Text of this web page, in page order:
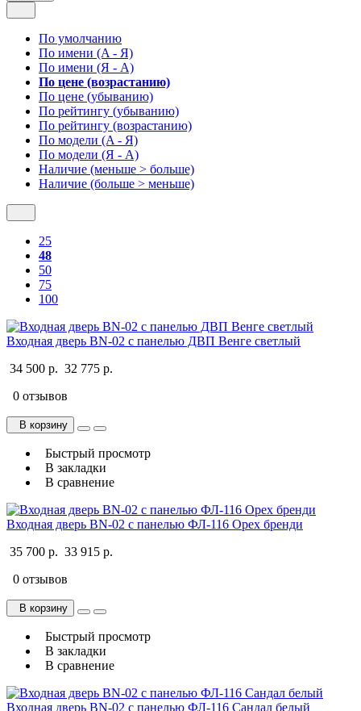
По умолчанию
По имени (A - Я)
По имени (Я - A)
По цене (возрастанию)
По цене (убыванию)
По рейтингу (убыванию)
По рейтингу (возрастанию)
По модели (A - Я)
По модели (Я - A)
Наличие (меньше > больше)
Наличие (больше > меньше)
25
48
50
75
100
Входная дверь BN-02 с панелью ДВП Венге светлый
34 500 р. 32 775 р.
0 отзывов
В корзину
Быстрый просмотр
В закладки
В сравнение
Входная дверь BN-02 с панелью ФЛ-116 Орех бренди
35 700 р. 33 915 р.
0 отзывов
В корзину
Быстрый просмотр
В закладки
В сравнение
Входная дверь BN-02 с панелью ФЛ-116 Сандал белый